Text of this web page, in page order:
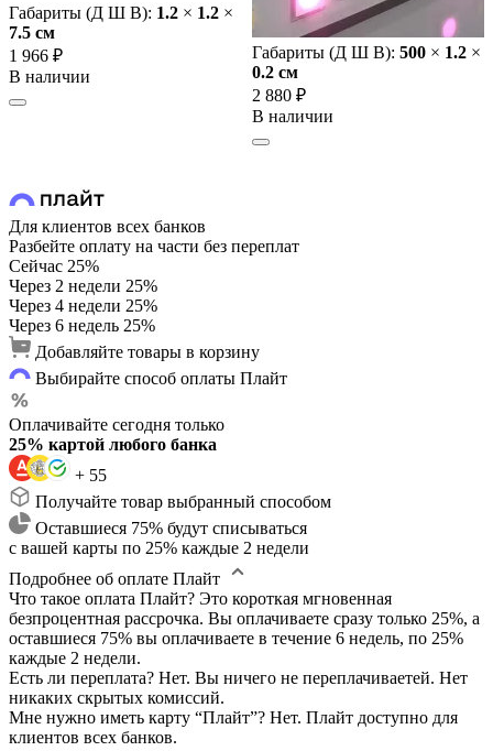
Габариты (Д Ш В): 1.2 × 1.2 ×
7.5 cм
1 966 ₽
В наличии
Габариты (Д Ш В): 500 × 1.2 ×
0.2 cм
2 880 ₽
В наличии
Для клиентов всех банков
Разбейте оплату на части без переплат
Сейчас 25%
Через 2 недели 25%
Через 4 недели 25%
Через 6 недель 25%
Добавляйте товары в корзину
Выбирайте способ оплаты Плайт
Оплачивайте сегодня только
25% картой любого банка
+ 55
Получайте товар выбранный способом
Оставшиеся 75% будут списываться
с вашей карты по 25% каждые 2 недели
Подробнее об оплате Плайт
Что такое оплата Плайт? Это короткая мгновенная
безпроцентная рассрочка. Вы оплачиваете сразу только 25%, а
оставшиеся 75% вы оплачиваете в течение 6 недель, по 25%
каждые 2 недели.
Есть ли переплата? Нет. Вы ничего не переплачиваетей. Нет
никаких скрытых комиссий.
Мне нужно иметь карту “Плайт”? Нет. Плайт доступно для
клиентов всех банков.